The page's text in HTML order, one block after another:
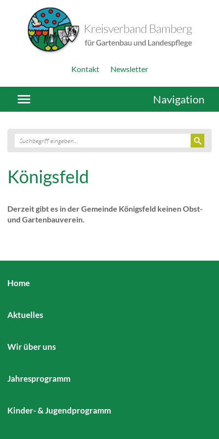
Kontakt Newsletter
Navigation
Königsfeld
Derzeit gibt es in der Gemeinde Königsfeld keinen Obst-
und Gartenbauverein.
Home
Aktuelles
Wir über uns
Jahresprogramm
Kinder- & Jugendprogramm